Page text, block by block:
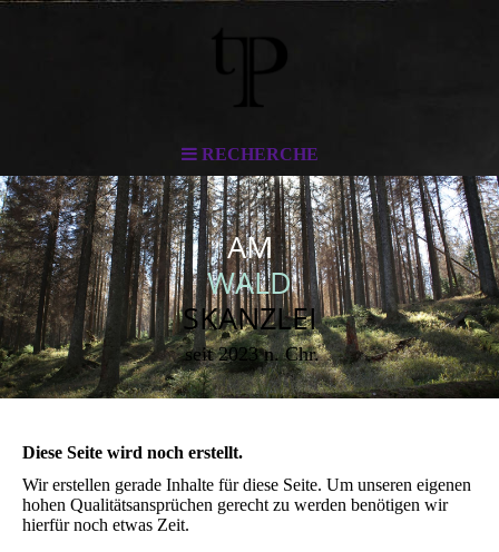
RECHERCHE
AM
WALD
SKANZLEI
seit 2023 n. Chr.
Diese Seite wird noch erstellt.
Wir erstellen gerade Inhalte für diese Seite. Um unseren eigenen
hohen Qualitätsansprüchen gerecht zu werden benötigen wir
hierfür noch etwas Zeit.